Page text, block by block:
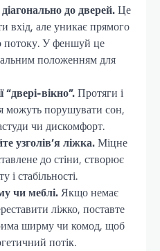
до дверей.Це
вхід, але уникає прямого
потоку. У феншуй це
положенням для
“двері-вікно”.Протяги і
можуть порушувати сон,
чи дискомфорт.
узголів’я ліжка.Міцне
до стіни, створює
і стабільності.
чи меблі.Якщо немає
ліжко, поставте
ширму чи комод, щоб
потік.